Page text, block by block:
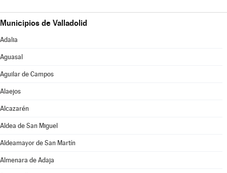
Municipios de Valladolid
Adalia
Aguasal
Aguilar de Campos
Alaejos
Alcazarén
Aldea de San Miguel
Aldeamayor de San Martín
Almenara de Adaja